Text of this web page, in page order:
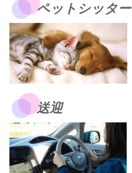
ペットシッター
送迎